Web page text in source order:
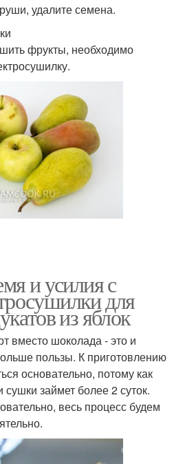
удалите семена.
фрукты, необходимо
и усилия с
для
из яблок
вместо шоколада - это и
пользы. К приготовлению
основательно, потому как
займет более 2 суток.
весь процесс будем